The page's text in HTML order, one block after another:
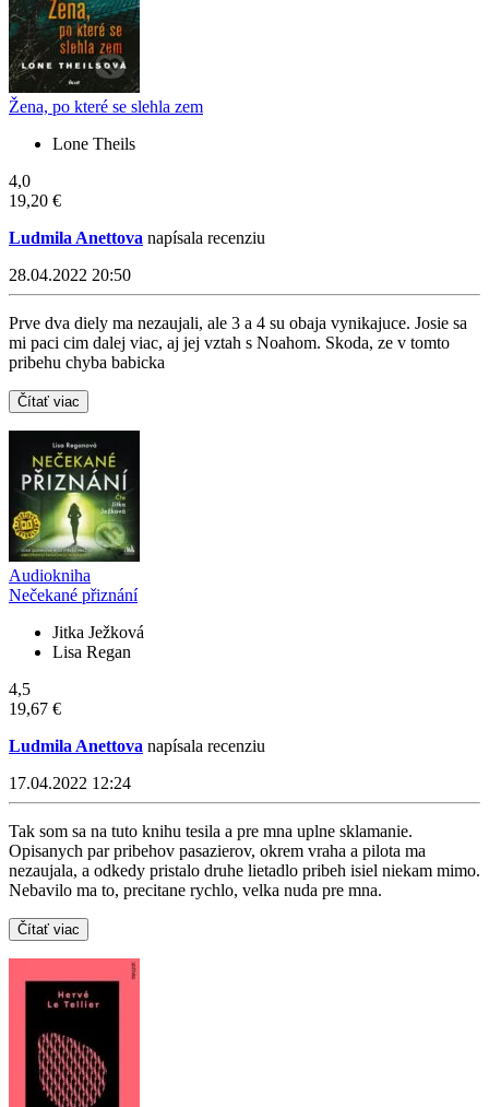
Žena, po které se slehla zem
Lone Theils
4,0
19,20 €
Ludmila Anettova napísala recenziu
28.04.2022 20:50
Prve dva diely ma nezaujali, ale 3 a 4 su obaja vynikajuce. Josie sa
mi paci cim dalej viac, aj jej vztah s Noahom. Skoda, ze v tomto
pribehu chyba babicka
Čítať viac
Audiokniha
Nečekané přiznání
Jitka Ježková
Lisa Regan
4,5
19,67 €
Ludmila Anettova napísala recenziu
17.04.2022 12:24
Tak som sa na tuto knihu tesila a pre mna uplne sklamanie.
Opisanych par pribehov pasazierov, okrem vraha a pilota ma
nezaujala, a odkedy pristalo druhe lietadlo pribeh isiel niekam mimo.
Nebavilo ma to, precitane rychlo, velka nuda pre mna.
Čítať viac